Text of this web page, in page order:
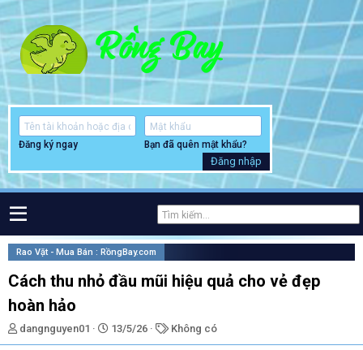
Đăng ký ngay Bạn đã quên mật khẩu?
Đăng nhập
Rao Vặt - Mua Bán : RồngBay.com
Cách thu nhỏ đầu mũi hiệu quả cho vẻ đẹp
hoàn hảo
T
h
dangnguyen01
N
g
13/5/26
T
ừ
Không có